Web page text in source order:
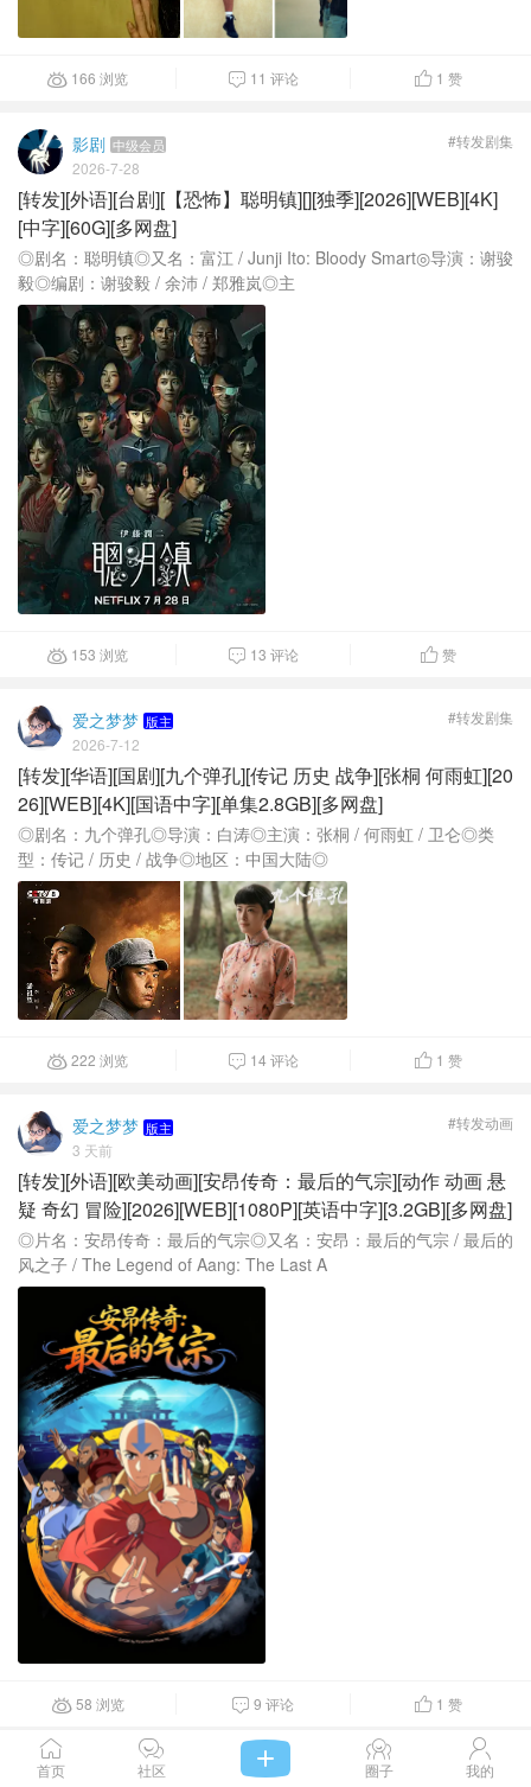
 166 浏览  11 评论  1 赞
影剧 中级会员
2026-7-28
#转发剧集
[转发][外语][台剧][【恐怖】聪明镇][][独季][2026][WEB][4K]
[中字][60G][多网盘]
◎剧名：聪明镇◎又名：富江 / Junji Ito: Bloody Smart◎导演：谢骏
毅◎编剧：谢骏毅 / 余沛 / 郑雅岚◎主
 153 浏览  13 评论 赞
爱之梦梦 版主
2026-7-12
#转发剧集
[转发][华语][国剧][九个弹孔][传记 历史 战争][张桐 何雨虹][20
26][WEB][4K][国语中字][单集2.8GB][多网盘]
◎剧名：九个弹孔◎导演：白涛◎主演：张桐 / 何雨虹 / 卫仑◎类
型：传记 / 历史 / 战争◎地区：中国大陆◎
222 浏览  14 评论  1 赞
爱之梦梦 版主
3 天前
#转发动画
[转发][外语][欧美动画][安昂传奇：最后的气宗][动作 动画 悬
疑 奇幻 冒险][2026][WEB][1080P][英语中字][3.2GB][多网盘]
◎片名：安昂传奇：最后的气宗◎又名：安昂：最后的气宗 / 最后的
风之子 / The Legend of Aang: The Last A
58 浏览  9 评论  1 赞
爱之梦梦 版主 #转发电影

首页

社区

圈子

我的